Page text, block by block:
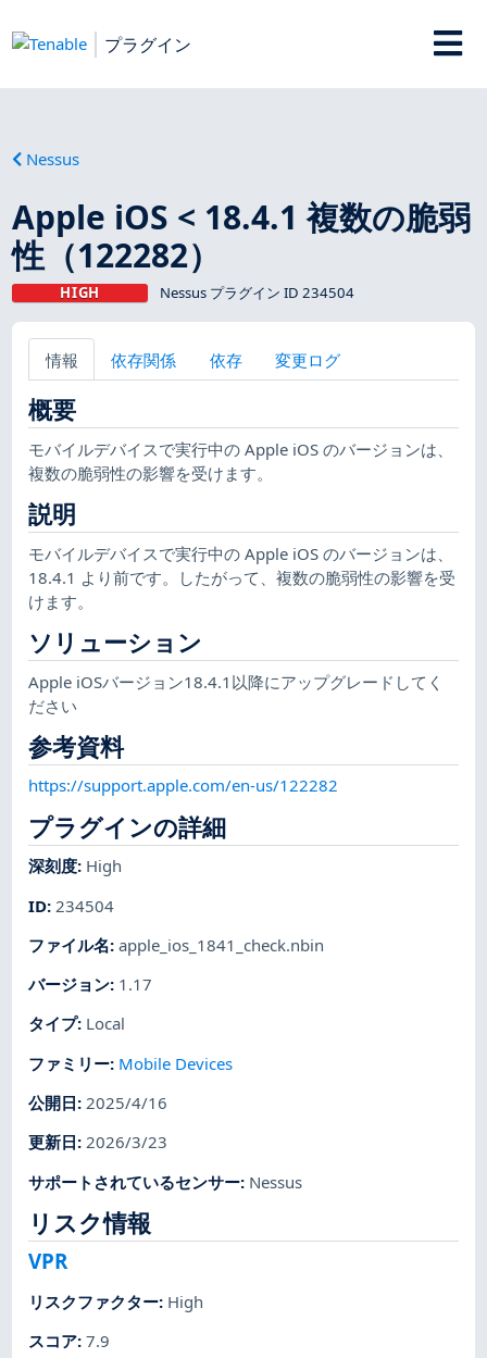
プラグイン
Nessus
Apple iOS < 18.4.1 複数の脆弱
性（122282）
HIGH Nessus プラグイン ID 234504
情報 依存関係 依存 変更ログ
概要
モバイルデバイスで実行中の Apple iOS のバージョンは、
複数の脆弱性の影響を受けます。
説明
モバイルデバイスで実行中の Apple iOS のバージョンは、
18.4.1 より前です。したがって、複数の脆弱性の影響を受
けます。
ソリューション
Apple iOSバージョン18.4.1以降にアップグレードしてく
ださい
参考資料
https://support.apple.com/en-us/122282
プラグインの詳細
深刻度: High
ID: 234504
ファイル名:apple_ios_1841_check.nbin
バージョン: 1.17
タイプ: Local
ファミリー: Mobile Devices
公開日:2025/4/16
更新日:2026/3/23
サポートされているセンサー: Nessus
リスク情報
VPR
リスクファクター: High
スコア:7.9